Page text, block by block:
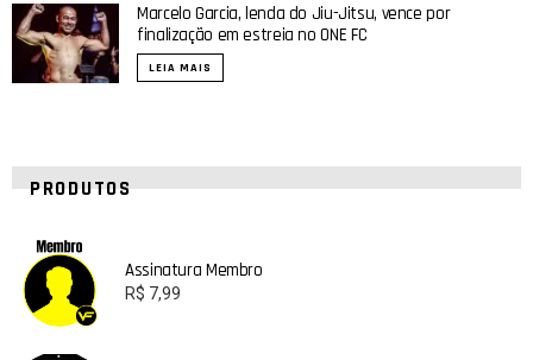
Marcelo Garcia, lenda do Jiu-Jitsu, vence por
finalização em estreia no ONE FC
LEIA MAIS
PRODUTOS
Assinatura Membro
R$ 7,99